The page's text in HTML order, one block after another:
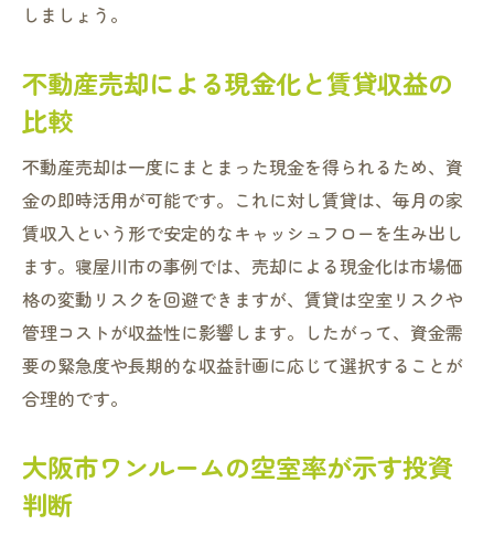
しましょう。
不動産売却による現金化と賃貸収益の
比較
不動産売却は一度にまとまった現金を得られるため、資
金の即時活用が可能です。これに対し賃貸は、毎月の家
賃収入という形で安定的なキャッシュフローを生み出し
ます。寝屋川市の事例では、売却による現金化は市場価
格の変動リスクを回避できますが、賃貸は空室リスクや
管理コストが収益性に影響します。したがって、資金需
要の緊急度や長期的な収益計画に応じて選択することが
合理的です。
大阪市ワンルームの空室率が示す投資
判断